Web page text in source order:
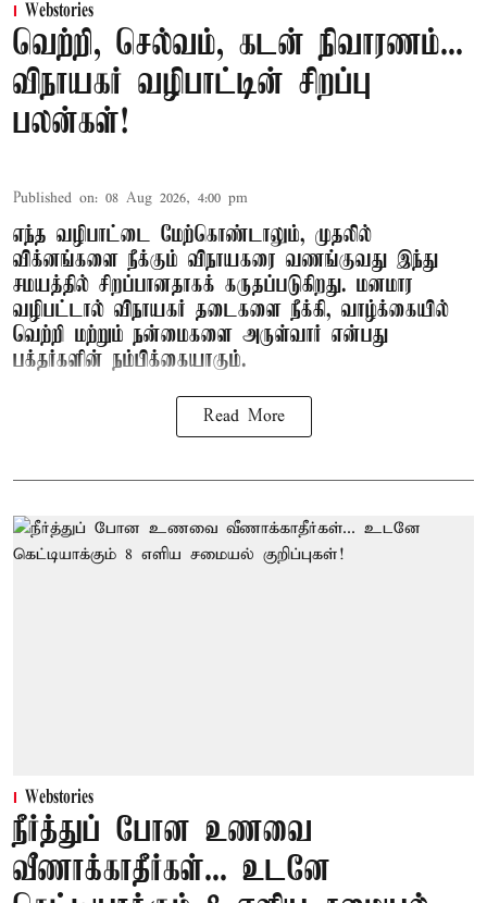
Webstories
வெற்றி, செல்வம், கடன் நிவாரணம்...
விநாயகர் வழிபாட்டின் சிறப்பு
பலன்கள்!
Published on: 08 Aug 2026, 4:00 pm
எந்த வழிபாட்டை மேற்கொண்டாலும், முதலில்
விக்னங்களை நீக்கும் விநாயகரை வணங்குவது இந்து
சமயத்தில் சிறப்பானதாகக் கருதப்படுகிறது. மனமார
வழிபட்டால் விநாயகர் தடைகளை நீக்கி, வாழ்க்கையில்
வெற்றி மற்றும் நன்மைகளை அருள்வார் என்பது
பக்தர்களின் நம்பிக்கையாகும்.
Read More
Webstories
நீர்த்துப் போன உணவை
வீணாக்காதீர்கள்... உடனே